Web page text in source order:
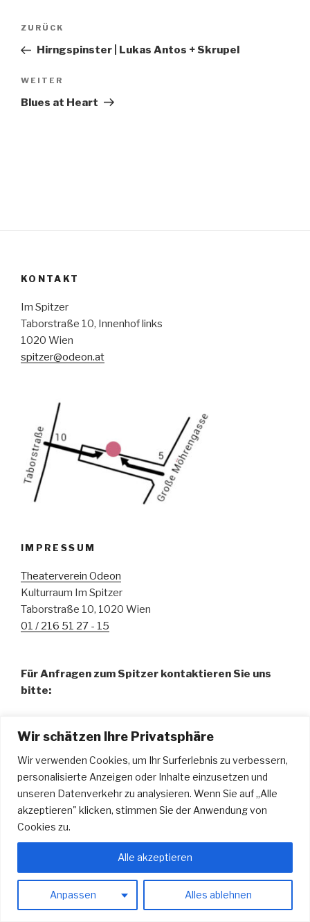
Wir schätzen Ihre Privatsphäre
Wir verwenden Cookies, um Ihr Surferlebnis zu verbessern,
personalisierte Anzeigen oder Inhalte einzusetzen und
unseren Datenverkehr zu analysieren. Wenn Sie auf „Alle
akzeptieren" klicken, stimmen Sie der Anwendung von
Cookies zu.
Anpassen Alles ablehnen
Alle akzeptieren
Beitragsnavigation
Vorheriger
Beitrag
ZURÜCK
Hirngspinster | Lukas Antos + Skrupel
Nächster
Beitrag
WEITER
Blues at Heart
KONTAKT
Im Spitzer
Taborstraße 10, Innenhof links
1020 Wien
spitzer@odeon.at
IMPRESSUM
Theaterverein Odeon
Kulturraum Im Spitzer
Taborstraße 10, 1020 Wien
01 / 216 51 27 - 15
Für Anfragen zum Spitzer kontaktieren Sie uns
bitte:
01 / 216 51 27 - 15
spitzer@odeon.at
Hr. Urdyl Bauer – Technische Leitung u. Tontechnik
technik@odeon.at
Powered by WordPress